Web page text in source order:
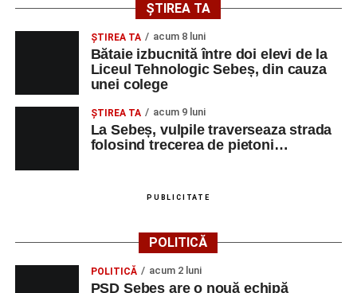
ȘTIREA TA
ŞTIREA TA acum 8 luni
Bătaie izbucnită între doi elevi de la
Liceul Tehnologic Sebeș, din cauza
unei colege
ŞTIREA TA acum 9 luni
La Sebeș, vulpile traverseaza strada
folosind trecerea de pietoni…
PUBLICITATE
POLITICĂ
POLITICĂ acum 2 luni
PSD Sebeș are o nouă echipă